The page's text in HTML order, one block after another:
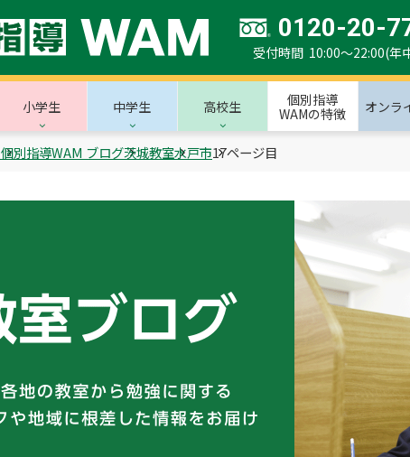
0120-20-
受付時間 10:00～22:00(年
小学生 中学生 高校生
個別指導
WAMの特徴
オンラ
個別指導WAM ブログ茨城教室水戸市17ページ目